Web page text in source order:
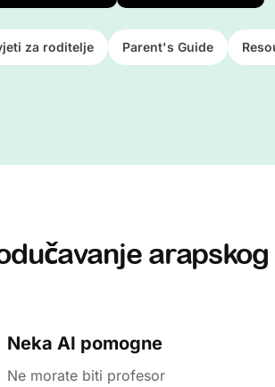
za roditelje Parent's Guide
Neka AI pomogne
Ne morate biti profesor